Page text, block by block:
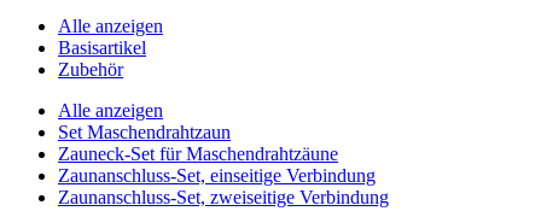
Alle anzeigen
Basisartikel
Zubehör
Alle anzeigen
Set Maschendrahtzaun
Zauneck-Set für Maschendrahtzäune
Zaunanschluss-Set, einseitige Verbindung
Zaunanschluss-Set, zweiseitige Verbindung